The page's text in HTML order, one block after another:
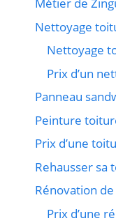
Nettoyage
Nettoyage
Prix d’un
Panneau
Peinture
Prix d’une
Rehausser sa
Rénovation
Prix d’une